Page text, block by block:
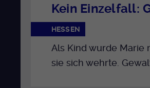
Kein Einzelfall:
HESSEN
Als Kind wurde Marie
sie sich wehrte.